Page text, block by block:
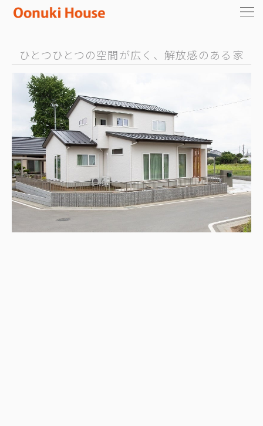
ひとつひとつの空間が広く、解放感のある家